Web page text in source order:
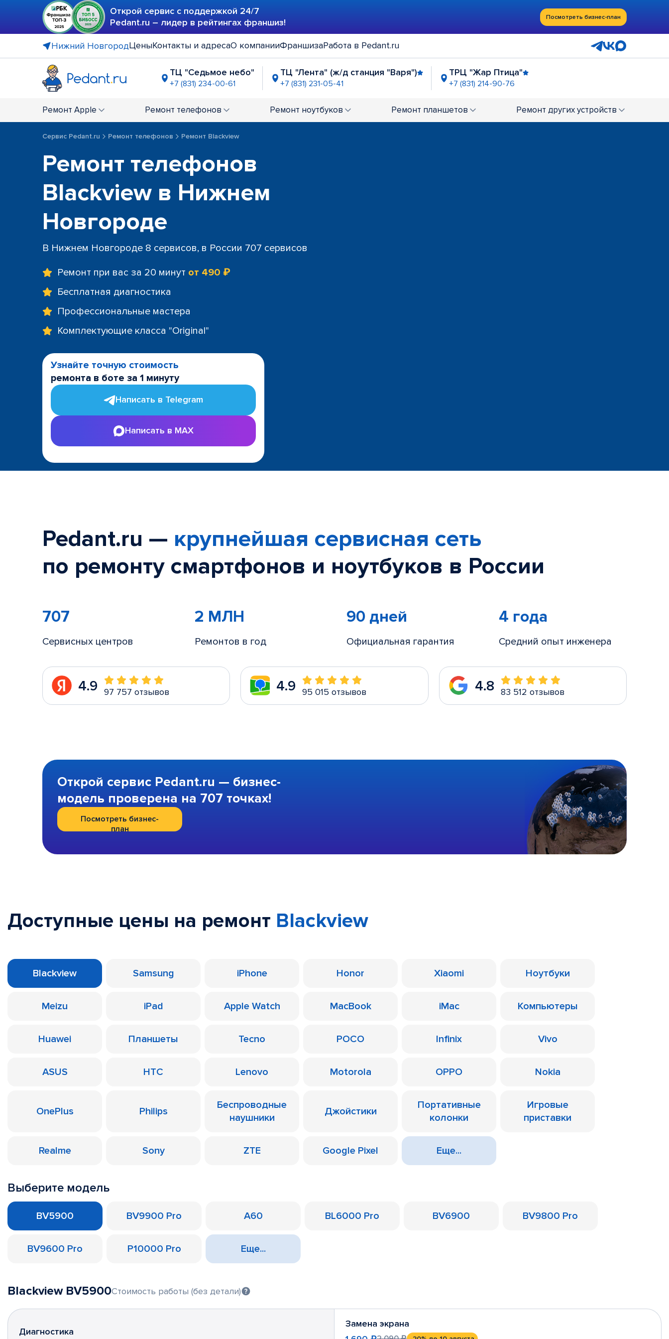
Открой сервис с поддержкой 24/7
Pedant.ru – лидер в рейтингах франшиз!
Посмотреть бизнес-план
Нижний НовгородЦеныКонтакты и адресаО компанииФраншизаРабота в Pedant.ru
ТЦ "Седьмое небо"
+7 (831) 234-00-61
ТЦ "Лента" (ж/д станция "Варя")
+7 (831) 231-05-41
ТРЦ "Жар Птица"
+7 (831) 214-90-76
+7 (831) 238-96-13 +7 (831) 234-00-62 +7 (831) 234-00-59 +7 (831) 231-04-58
ТРЦ "РИО"
+7 (831) 234-00-58
Ремонт Apple Ремонт телефонов Ремонт ноутбуков Ремонт планшетов Ремонт других устройств
Сервис Pedant.ru Ремонт телефонов Ремонт Blackview
Ремонт телефонов
Blackview в Нижнем
Новгороде
В Нижнем Новгороде 8 сервисов, в России 707 сервисов
Ремонт при вас за 20 минут от 490 ₽
Бесплатная диагностика
Профессиональные мастера
Комплектующие класса "Original"
Узнайте точную стоимость
ремонта в боте за 1 минуту
Написать в Telegram
Написать в MAX
Pedant.ru — крупнейшая сервисная сеть
по ремонту смартфонов и ноутбуков в России
707
Сервисных центров
2 МЛН
Ремонтов в год
90 дней
Официальная гарантия
4 года
Средний опыт инженера
4.9 97 757 отзывов 4.9 95 015 отзывов 4.8 83 512 отзывов
Открой сервис Pedant.ru — бизнес-
модель проверена на 707 точках!
Посмотреть бизнес-
план
Доступные цены на ремонт Blackview
Blackview Samsung iPhone Honor Xiaomi Ноутбуки
Meizu iPad Apple Watch MacBook iMac Компьютеры
Huawei Планшеты Tecno POCO Infinix Vivo
ASUS HTC Lenovo Motorola OPPO Nokia
OnePlus Philips
Беспроводные
наушники
Джойстики
Портативные
колонки
Игровые
приставки
Realme Sony ZTE Google Pixel Еще...
Выберите модель
BV5900 BV9900 Pro A60 BL6000 Pro BV6900 BV9800 Pro
BV9600 Pro P10000 Pro Еще...
Blackview BV5900Стоимость работы (без детали)
Диагностика
Замена экрана